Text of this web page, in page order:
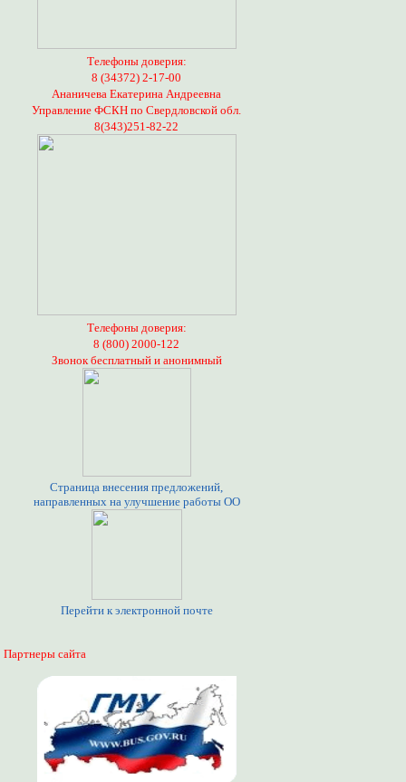
Телефоны доверия:
8 (34372) 2-17-00
Ананичева Екатерина Андреевна
Управление ФСКН по Свердловской обл.
8(343)251-82-22
Телефоны доверия:
8 (800) 2000-122
Звонок бесплатный и анонимный
Страница внесения предложений,
направленных на улучшение работы ОО
Перейти к электронной почте
Партнеры сайта